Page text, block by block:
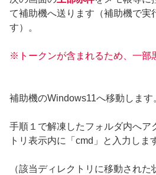
て補助機へ送ります（補助機で実
す）。
※トークンが含まれるため、一部
補助機のWindows11へ移動します
手順１で解凍したフォルダ内へア
トリ表示内に「cmd」と入力しま
（該当ディレクトリに移動され